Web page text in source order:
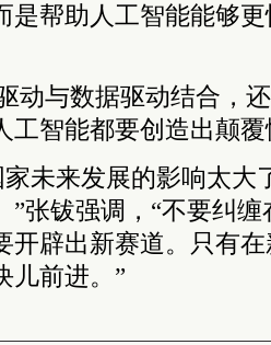
是帮助人工智能能够
动与数据驱动结合，
工智能都要创造出颠
未来发展的影响太大
”张钹强调，“不要纠
开辟出新赛道。只有
儿前进。”